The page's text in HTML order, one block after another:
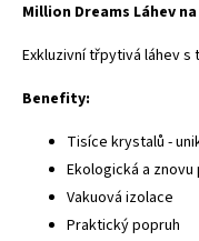
Million Dreams Láhev
Exkluzivní třpytivá láhev
Benefity:
Tisíce krystalů -
Ekologická a
Vakuová izolace
Praktický popruh